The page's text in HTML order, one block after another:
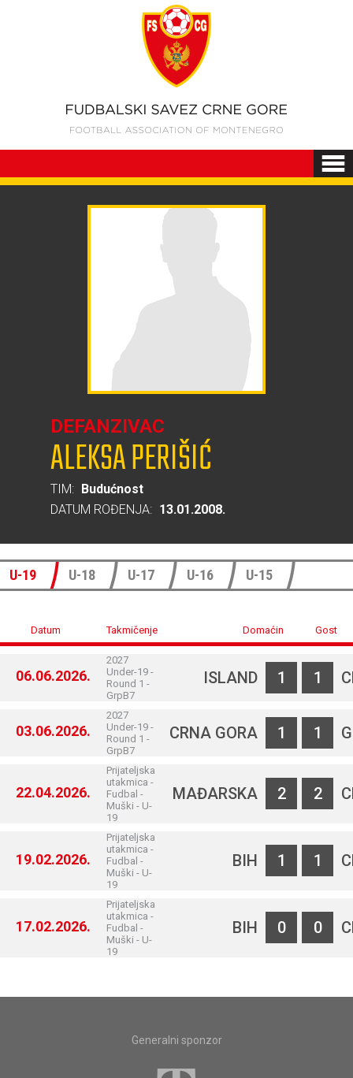
DEFANZIVAC
ALEKSA PERIŠIĆ
TIM: Budućnost
DATUM ROĐENJA: 13.01.2008.
U-19 U-18 U-17 U-16 U-15
Datum Takmičenje Domaćin Gost
06.06.2026.
2027
Under-19 -
Round 1 -
GrpB7
ISLAND 1 1
03.06.2026.
2027
Under-19 -
Round 1 -
GrpB7
CRNA GORA 1 1
22.04.2026.
Prijateljska
utakmica -
Fudbal -
Muški - U-
19
MAĐARSKA 2 2
19.02.2026.
Prijateljska
utakmica -
Fudbal -
Muški - U-
19
BIH 1 1
17.02.2026.
Prijateljska
utakmica -
Fudbal -
Muški - U-
19
BIH 0 0
Generalni sponzor